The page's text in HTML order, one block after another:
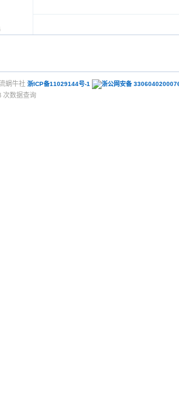
蜗牛社 浙ICP备11029144号-1 浙公网安备
次数据查询